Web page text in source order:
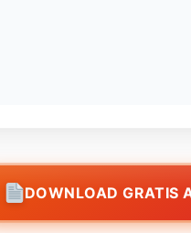
DOWNLOAD GRATIS